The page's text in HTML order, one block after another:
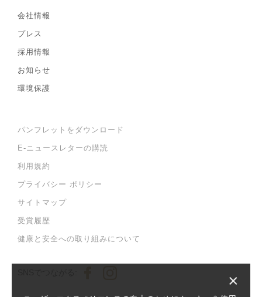
会社情報
プレス
採用情報
お知らせ
環境保護
パンフレットをダウンロード
E-ニュースレターの購読
利用規約
プライバシー ポリシー
サイトマップ
受賞履歴
健康と安全への取り組みについて
×